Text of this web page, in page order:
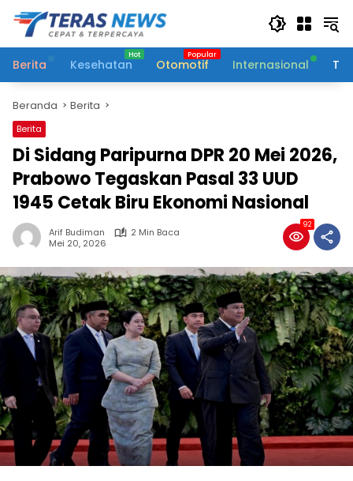
Langsung
konten
Berita
Kesehatan Otomotif Internasional
Beranda Berita
Berita
Di Sidang Paripurna DPR 20 Mei 2026,
Prabowo Tegaskan Pasal 33 UUD
1945 Cetak Biru Ekonomi Nasional
Arif Budiman
2 Min Baca
Mei 20, 2026
92